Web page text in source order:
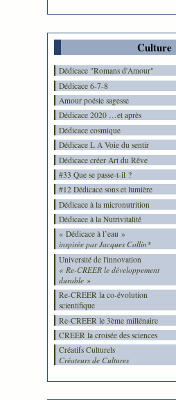
Culture
Dédicace "Romans d'Amour"
Dédicace 6-7-8
Amour poésie sagesse
Dédicace 2020 …et après
Dédicace cosmique
Dédicace L A Voie du sentir
Dédicace créer Art du Rêve
#33 Que se passe-t-il ?
#12 Dédicace sons et lumière
Dédicace à la micronutrition
Dédicace à la Nutrivitalité
« Dédicace à l’eau »
inspirée par Jacques Collin*
Université de l'innovation
« Re-CREER le développement
durable »
Re-CREER la co-évolution
scientifique
Re-CREER le 3ème millénaire
CREER la croisée des sciences
Créatifs Culturels
Créateurs de Cultures